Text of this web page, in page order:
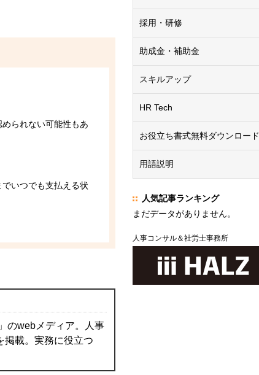
られない可能性もあ
いつでも支払える状
のwebメディア。人事
掲載。実務に役立つ
採用・研修
助成金・補助金
スキルアップ
HR Tech
お役立ち書式無料ダウンロード
用語説明
人気記事ランキング
まだデータがありません。
人事コンサル＆社労士事務所